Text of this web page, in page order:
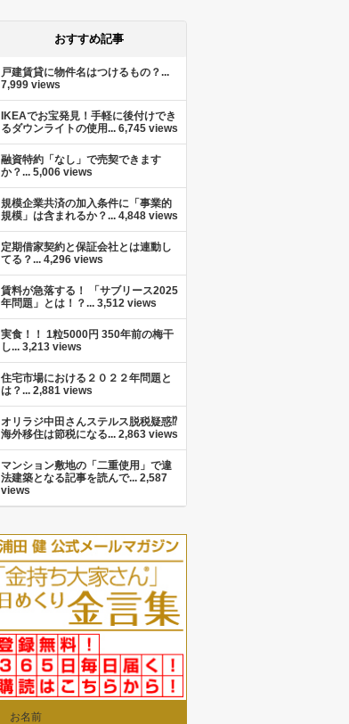
おすすめ記事
戸建賃貸に物件名はつけるもの？...
7,999 views
IKEAでお宝発見！手軽に後付けでき
るダウンライトの使用... 6,745 views
融資特約「なし」で売契できます
か？... 5,006 views
規模企業共済の加入条件に「事業的
規模」は含まれるか？... 4,848 views
定期借家契約と保証会社とは連動し
てる？... 4,296 views
賃料が急落する！ 「サブリース2025
年問題」とは！？... 3,512 views
実食！！ 1粒5000円 350年前の梅干
し... 3,213 views
住宅市場における２０２２年問題と
は？... 2,881 views
オリラジ中田さんステルス脱税疑惑⁉︎
海外移住は節税になる... 2,863 views
マンション敷地の「二重使用」で違
法建築となる記事を読んで... 2,587
views
お名前